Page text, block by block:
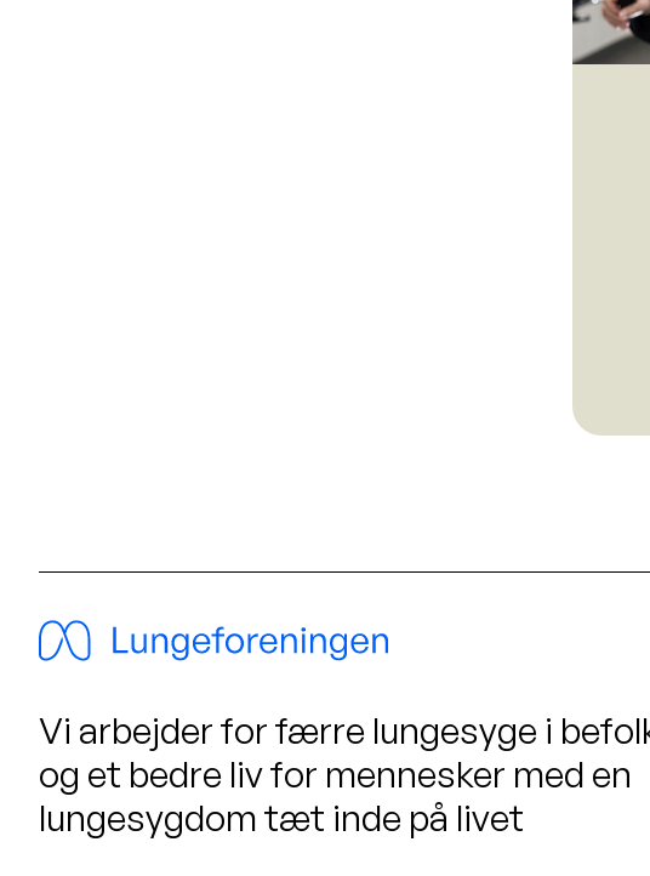
Vi arbejder for færre lungesyge i
og et bedre liv for mennesker med en
lungesygdom tæt inde på livet